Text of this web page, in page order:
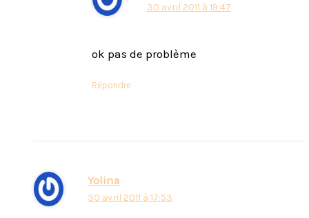
30 avril 2011 à 19:47
ok pas de problème
Répondre
Yolina
30 avril 2011 à 17:53